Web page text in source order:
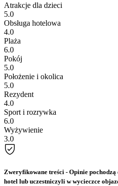
Atrakcje dla dzieci
5.0
Obsługa hotelowa
4.0
Plaża
6.0
Pokój
5.0
Położenie i okolica
5.0
Rezydent
4.0
Sport i rozrywka
6.0
Wyżywienie
3.0
Zweryfikowane treści - Opinie
hotel lub uczestniczyli w wycieczce